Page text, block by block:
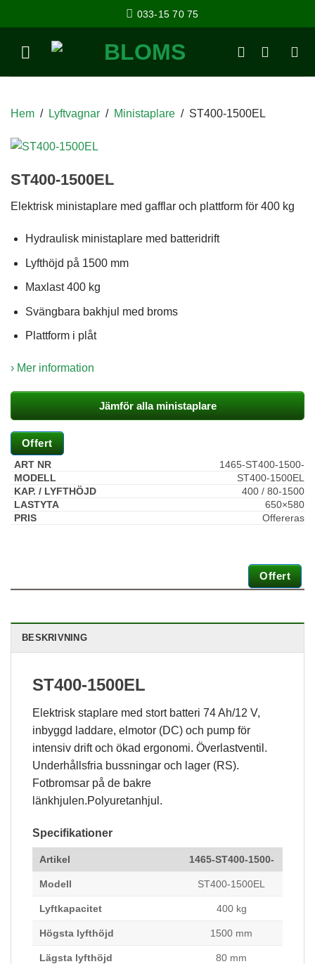
033-15 70 75
Hem / Lyftvagnar / Ministaplare / ST400-1500EL
ST400-1500EL
Elektrisk ministaplare med gafflar och plattform för 400 kg
Hydraulisk ministaplare med batteridrift
Lyfthöjd på 1500 mm
Maxlast 400 kg
Svängbara bakhjul med broms
Plattform i plåt
› Mer information
Jämför alla ministaplare
Offert
1465-ST400-1500-
ST400-1500EL
400 / 80-1500
650×580
Offereras
Offert
BESKRIVNING
ST400-1500EL
Elektrisk staplare med stort batteri 74 Ah/12 V,
inbyggd laddare, elmotor (DC) och pump för
intensiv drift och ökad ergonomi. Överlastventil.
Underhållsfria bussningar och lager (RS).
Fotbromsar på de bakre
länkhjulen.Polyuretanhjul.
Specifikationer
Artikel 1465-ST400-1500-
Modell ST400-1500EL
Lyftkapacitet 400 kg
Högsta lyfthöjd 1500 mm
Lägsta lyfthöjd 80 mm
Nödvändiga
Dessa kakor
Statistik
kunna
hemsidans
funktionalitet
och
uppbyggnad,
hur
hemsidan
används.
Upplevelse
För att vår
prestera så
möjligt
besök. Om
här kakorna